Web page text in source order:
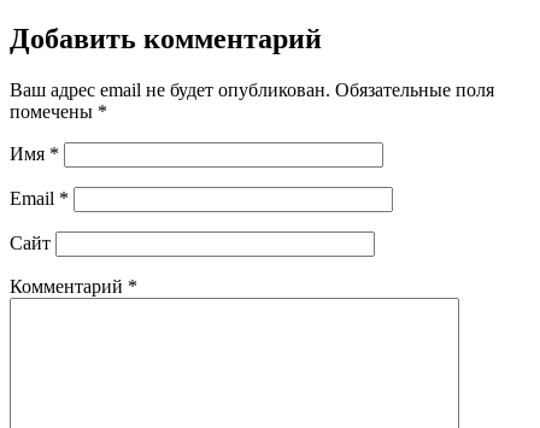
Добавить комментарий
Ваш адрес email не будет опубликован. Обязательные поля
помечены *
Имя *
Email *
Сайт
Комментарий *